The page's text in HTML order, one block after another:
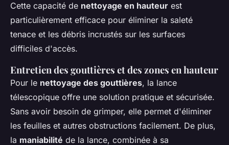
Cette capacité de nettoyage en hauteur est
particulièrement efficace pour éliminer la saleté
tenace et les débris incrustés sur les surfaces
difficiles d'accès.
Entretien des gouttières et des zones en hauteur
Pour le nettoyage des gouttières, la lance
télescopique offre une solution pratique et sécurisée.
Sans avoir besoin de grimper, elle permet d'éliminer
les feuilles et autres obstructions facilement. De plus,
la maniabilité de la lance, combinée à sa